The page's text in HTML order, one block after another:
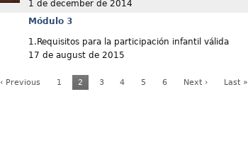
1 de december de 2014
Módulo 3
1.Requisitos para la participación infantil válida
17 de august de 2015
‹ Previous 1 2 3 4 5 6 Next › Last »